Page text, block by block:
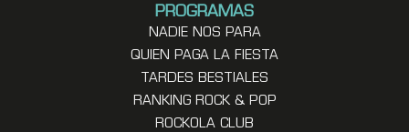
PROGRAMAS
NADIE NOS PARA
QUIEN PAGA LA FIESTA
TARDES BESTIALES
RANKING ROCK & POP
ROCKOLA CLUB